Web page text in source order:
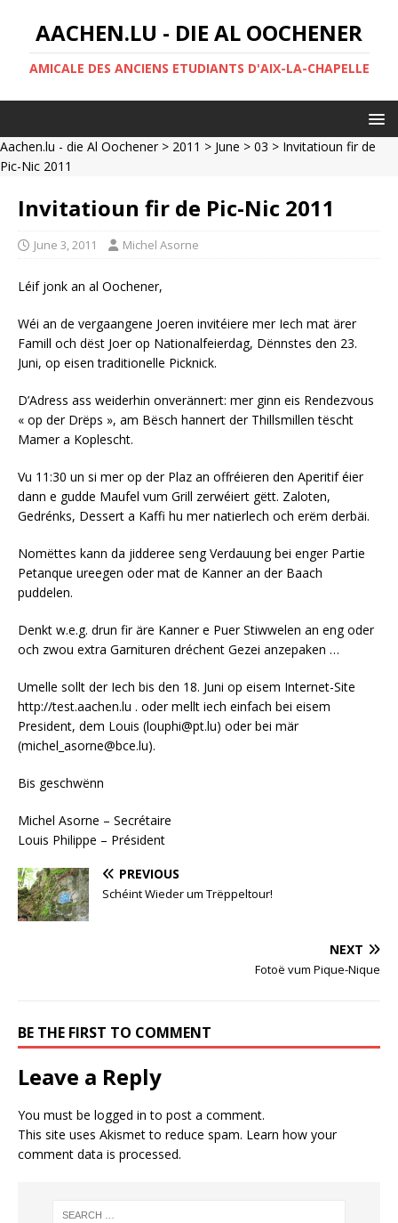
AACHEN.LU - DIE AL OOCHENER
AMICALE DES ANCIENS ETUDIANTS D'AIX-LA-CHAPELLE
Aachen.lu - die Al Oochener> 2011 > June > 03 > Invitatioun fir de
Pic-Nic 2011
Invitatioun fir de Pic-Nic 2011
June 3, 2011 Michel Asorne
Léif jonk an al Oochener,
Wéi an de vergaangene Joeren invitéiere mer Iech mat ärer
Famill och dëst Joer op Nationalfeierdag, Dënnstes den 23.
Juni, op eisen traditionelle Picknick.
D’Adress ass weiderhin onverännert: mer ginn eis Rendezvous
« op der Drëps », am Bësch hannert der Thillsmillen tëscht
Mamer a Koplescht.
Vu 11:30 un si mer op der Plaz an offréieren den Aperitif éier
dann e gudde Maufel vum Grill zerwéiert gëtt. Zaloten,
Gedrénks, Dessert a Kaffi hu mer natierlech och erëm derbäi.
Nomëttes kann da jidderee seng Verdauung bei enger Partie
Petanque ureegen oder mat de Kanner an der Baach
puddelen.
Denkt w.e.g. drun fir äre Kanner e Puer Stiwwelen an eng oder
och zwou extra Garnituren dréchent Gezei anzepaken …
Umelle sollt der Iech bis den 18. Juni op eisem Internet-Site
http://test.aachen.lu . oder mellt iech einfach bei eisem
President, dem Louis (louphi@pt.lu) oder bei mär
(michel_asorne@bce.lu).
Bis geschwënn
Michel Asorne – Secrétaire
Louis Philippe – Président
PREVIOUS
Schéint Wieder um Trëppeltour!
NEXT
Fotoë vum Pique-Nique
BE THE FIRST TO COMMENT
Leave a Reply
You must be logged in to post a comment.
This site uses Akismet to reduce spam. Learn how your
comment data is processed.